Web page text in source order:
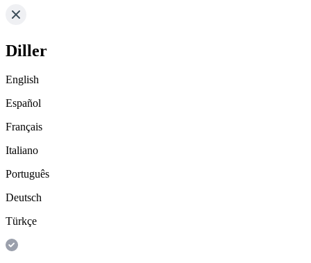
Diller
English
Español
Français
Italiano
Português
Deutsch
Türkçe